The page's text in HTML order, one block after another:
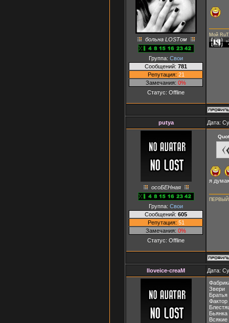
больна LOSTом
Группа: Свои
Сообщений: 781
Репутация: 21
Замечания: 0%
Статус: Offline
Мой
putya Дата:
осоБЕНная
Группа: Свои
Сообщений: 605
Репутация: 51
Замечания: 0%
Статус: Offline
я
Iloveice-creaM Дата:
Звери
Фактор
Бьянка